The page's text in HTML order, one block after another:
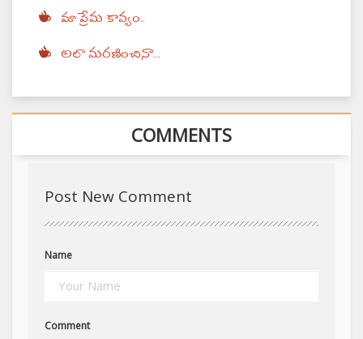
మా ప్రేమ కావ్యం..
అలా మరణించినా...
COMMENTS
Post New Comment
Name
Comment